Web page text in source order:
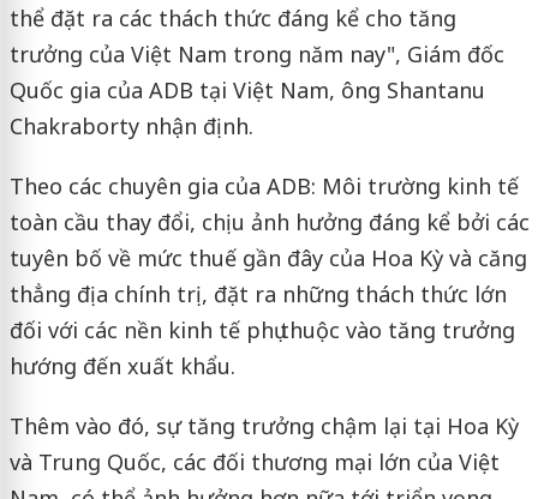
thể đặt ra các thách thức đáng kể cho tăng
trưởng của Việt Nam trong năm nay", Giám đốc
Quốc gia của ADB tại Việt Nam, ông Shantanu
Chakraborty nhận định.
Theo các chuyên gia của ADB: Môi trường kinh tế
toàn cầu thay đổi, chịu ảnh hưởng đáng kể bởi các
tuyên bố về mức thuế gần đây của Hoa Kỳ và căng
thẳng địa chính trị, đặt ra những thách thức lớn
đối với các nền kinh tế phụ thuộc vào tăng trưởng
hướng đến xuất khẩu.
Thêm vào đó, sự tăng trưởng chậm lại tại Hoa Kỳ
và Trung Quốc, các đối thương mại lớn của Việt